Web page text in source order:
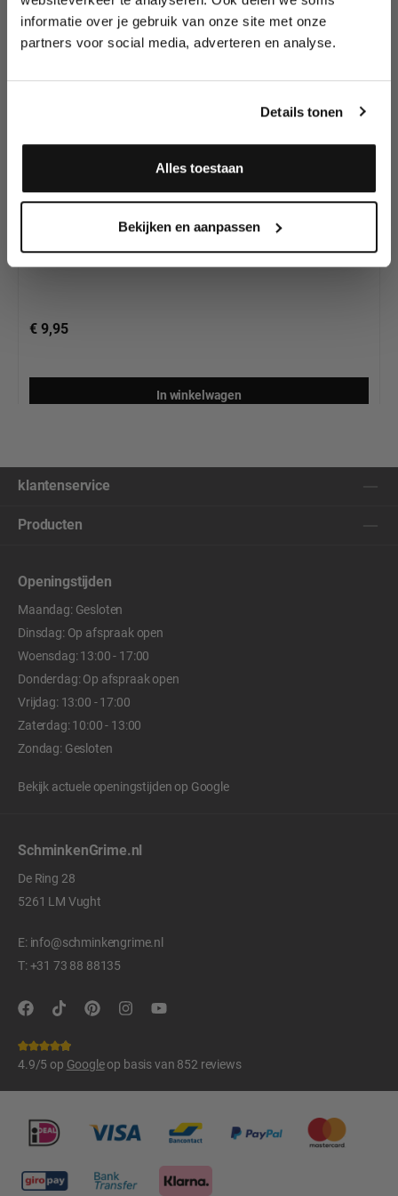
informatie over je gebruik van onze site met onze
partners voor social media, adverteren en analyse.
Details tonen
Alles toestaan
Bekijken en aanpassen
Superstar
€ 9,95
In winkelwagen
klantenservice
Producten
Openingstijden
Maandag: Gesloten
Dinsdag: Op afspraak open
Woensdag: 13:00 - 17:00
Donderdag: Op afspraak open
Vrijdag: 13:00 - 17:00
Zaterdag: 10:00 - 13:00
Zondag: Gesloten
Bekijk actuele openingstijden op Google
SchminkenGrime.nl
De Ring 28
5261 LM Vught
E: info@schminkengrime.nl
T:+31 73 88 88135
4.9/5 op Googleop basis van 852 reviews
wedstrijden en meer.
Meld je aan en ontvang direct
Ja, ik meld me aan